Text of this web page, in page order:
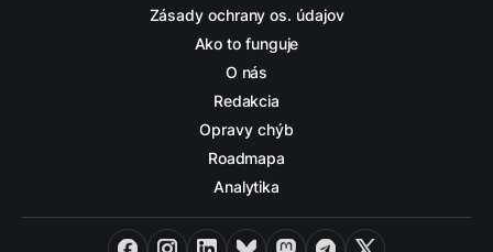
Zásady ochrany os. údajov
Ako to funguje
O nás
Redakcia
Opravy chýb
Roadmapa
Analytika